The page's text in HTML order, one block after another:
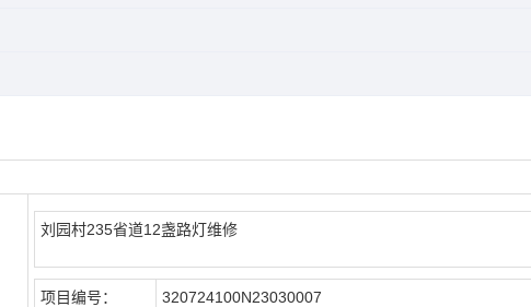
刘园村235省道12盏路灯维修
项目编号： 320724100N23030007